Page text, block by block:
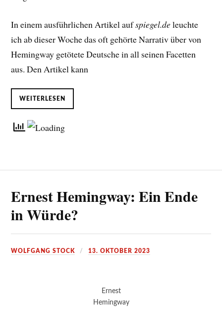
In einem ausführlichen Artikel aufspiegel.deleuchte
ich ab dieser Woche das oft gehörte Narrativ über von
Hemingway getötete Deutsche in all seinen Facetten
aus. Den Artikel kann
WEITERLESEN
Ernest Hemingway: Ein Ende
in Würde?
WOLFGANG STOCK 13. OKTOBER 2023
Ernest
Hemingway